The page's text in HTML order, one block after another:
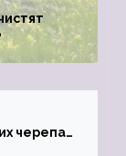
черепах